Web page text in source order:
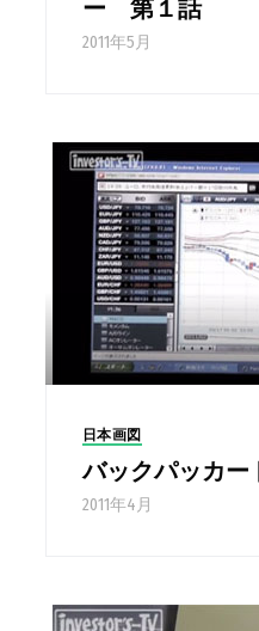
ー 第１話
2011年5月
日本画図
バックパッカー
2011年4月